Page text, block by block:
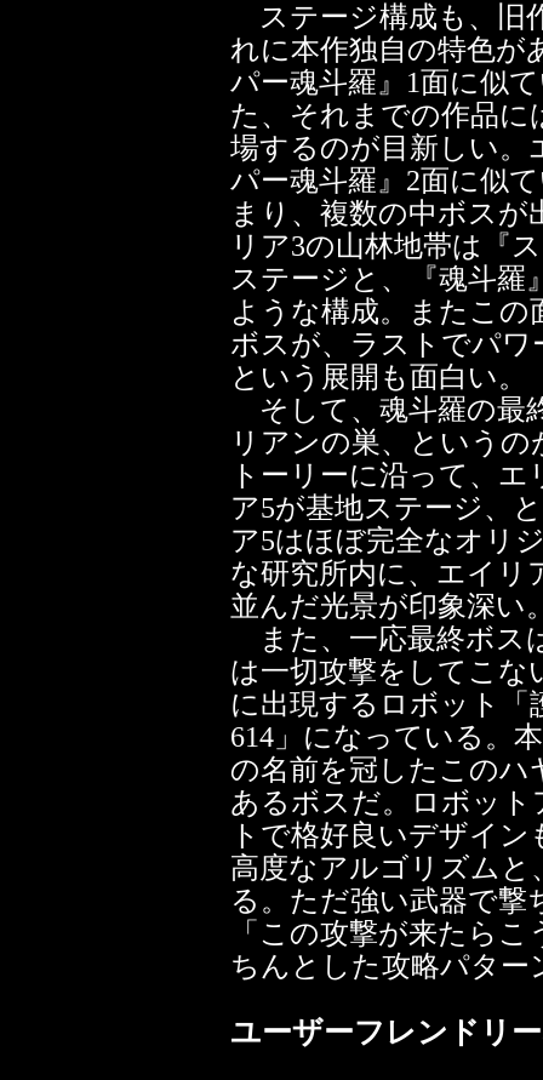
ステージ構成も、旧
れに本作独自の特色が
パー魂斗羅』1面に似
た、それまでの作品
場するのが目新しい。
パー魂斗羅』2面に似
まり、複数の中ボス
リア3の山林地帯は『
ステージと、『魂斗
ような構成。またこ
ボスが、ラストでパ
という展開も面白い。
そして、魂斗羅の最
リアンの巣、という
トーリーに沿って、
ア5が基地ステージ、
ア5はほぼ完全なオリ
な研究所内に、エイ
並んだ光景が印象深い
また、一応最終ボス
は一切攻撃をしてこな
に出現するロボット「
614」になっている。
の名前を冠したこの
あるボスだ。ロボッ
トで格好良いデザイ
高度なアルゴリズムと
る。ただ強い武器で
「この攻撃が来たら
ちんとした攻略パタ
ユーザーフレンドリ